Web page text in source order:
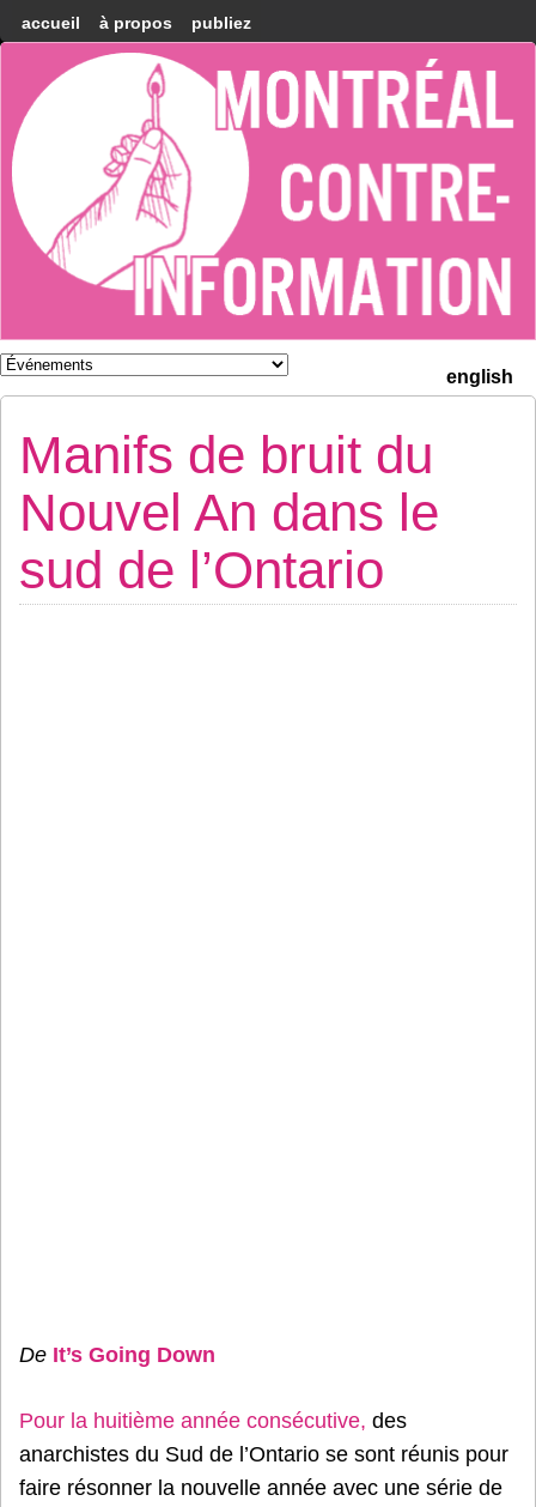
accueil à propos publiez
Montréal
Counter-
information
english
Manifs de bruit du
Nouvel An dans le
sud de l’Ontario
De It’s Going Down
Pour la huitième année consécutive, des
anarchistes du Sud de l’Ontario se sont réunis pour
faire résonner la nouvelle année avec une série de